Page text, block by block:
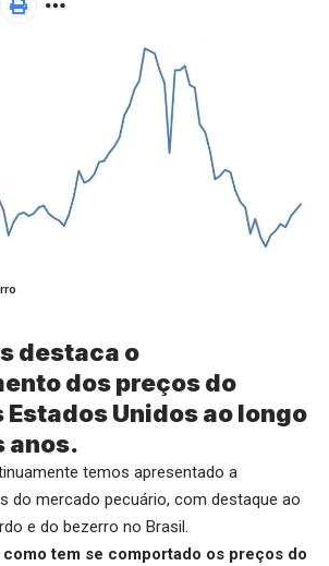
destaca o
dos preços do
Estados Unidos ao longo
anos.
temos apresentado a
do mercado pecuário, com destaque ao
e do bezerro no Brasil.
como tem se comportado os preços do